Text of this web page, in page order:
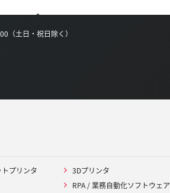
（土日・祝日除く）
プリンタ
3Dプリンタ
RPA / 業務自動化ソフトウェア